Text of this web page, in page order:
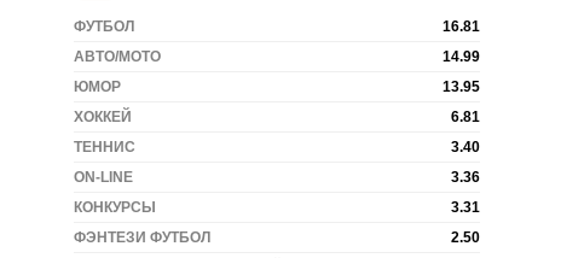
16.81
ФУТБОЛ
14.99
АВТО/МОТО
13.95
ЮМОР
6.81
ХОККЕЙ
3.40
ТЕННИС
3.36
ON-LINE
3.31
КОНКУРСЫ
2.50
ФЭНТЕЗИ ФУТБОЛ